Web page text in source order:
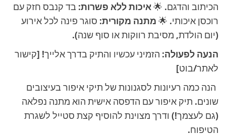
הכיתוב והדגם. 🌟איכות ללא פשרות: בד קנבס חזק עם
רוכסן איכותי. 🌟 מתנה מקורית: סוגר פינה לכל אירוע
(יום הולדת, מסיבת רווקות או סוף שנה).
הנעה לפעולה: הזמיני עכשיו והתיק בדרך אלייך! [קישור
לאתר/בוט]
הנה כמה רעיונות לסגנונות של תיקי איפור בעיצובים
שונים. תיק איפור עם הדפסה אישית הוא מתנה נפלאה
(גם לעצמך!) ודרך מצוינת להוסיף קצת סטייל לשגרת
הטיפוח.